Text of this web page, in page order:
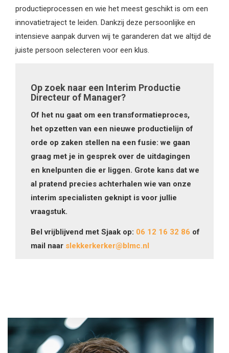
productieprocessen en wie het meest geschikt is om een
innovatietraject te leiden. Dankzij deze persoonlijke en
intensieve aanpak durven wij te garanderen dat we altijd de
juiste persoon selecteren voor een klus.
Op zoek naar een Interim Productie
Directeur of Manager?
Of het nu gaat om een transformatieproces,
het opzetten van een nieuwe productielijn of
orde op zaken stellen na een fusie: we gaan
graag met je in gesprek over de uitdagingen
en knelpunten die er liggen. Grote kans dat we
al pratend precies achterhalen wie van onze
interim specialisten geknipt is voor jullie
vraagstuk.
Bel vrijblijvend met Sjaak op: 06 12 16 32 86 of
mail naar slekkerkerker@blmc.nl